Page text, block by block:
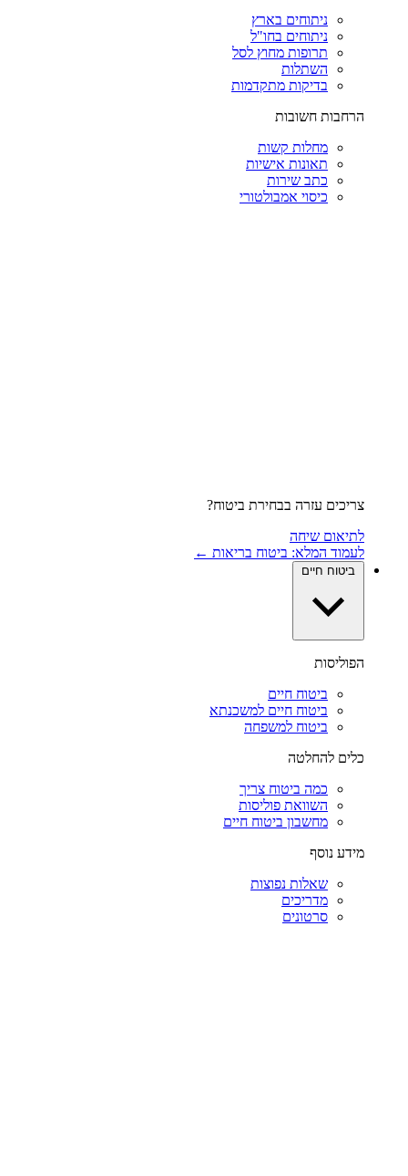
ניתוחים בארץ
ניתוחים בחו"ל
תרופות מחוץ לסל
השתלות
בדיקות מתקדמות
הרחבות חשובות
מחלות קשות
תאונות אישיות
כתב שירות
כיסוי אמבולטורי
צריכים עזרה בבחירת ביטוח?
לתיאום שיחה
לעמוד המלא: ביטוח בריאות ←
ביטוח חיים
הפוליסות
ביטוח חיים
ביטוח חיים למשכנתא
ביטוח למשפחה
כלים להחלטה
כמה ביטוח צריך
השוואת פוליסות
מחשבון ביטוח חיים
מידע נוסף
שאלות נפוצות
מדריכים
סרטונים